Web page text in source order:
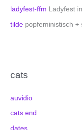
ladyfest-ffm Ladyfest
tilde popfeministisch +
cats
auvidio
cats end
dates